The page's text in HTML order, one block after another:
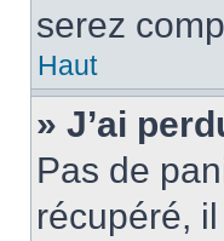
serez
Haut
» J’ai
Pas de
récupéré,